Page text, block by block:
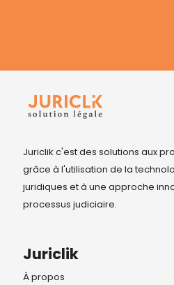
Juriclik c'est des solutions aux
grâce à l'utilisation de la
juridiques et à une approche
processus judiciaire.
Juriclik
À propos